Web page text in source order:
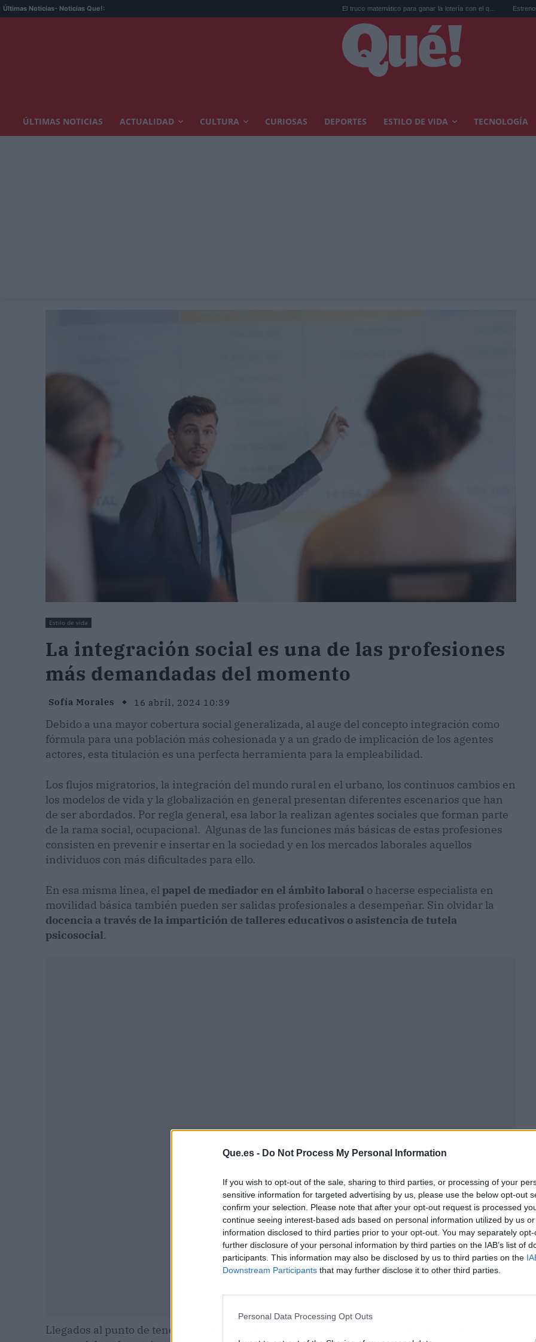
Que.es - Do Not Process My Personal Information
If you wish to opt-out of the sale, sharing to third parties, or processing of your
sensitive information for targeted advertising by us, please use the below opt-out
confirm your selection. Please note that after your opt-out request is processed
continue seeing interest-based ads based on personal information utilized by us
information disclosed to third parties prior to your opt-out. You may separately
further disclosure of your personal information by third parties on the IAB’s list of
participants. This information may also be disclosed by us to third parties on the
Downstream Participants that may further disclose it to other third parties.
Personal Data Processing Opt Outs
Últimas Noticias- Noticias Que!: El truco matemático para ganar la lotería con el q... Estrenos de agosto en
ÚLTIMAS NOTICIAS ACTUALIDAD CULTURA CURIOSAS DEPORTES ESTILO DE VIDA TECNOLOGÍA
Estilo de vida
La integración social es una de las profesiones
más demandadas del momento
Sofía Morales 16 abril, 2024 10:39
Debido a una mayor cobertura social generalizada, al auge del concepto integración como
fórmula para una población más cohesionada y a un grado de implicación de los agentes
actores, esta titulación es una perfecta herramienta para la empleabilidad.
Los flujos migratorios, la integración del mundo rural en el urbano, los continuos cambios en
los modelos de vida y la globalización en general presentan diferentes escenarios que han
de ser abordados. Por regla general, esa labor la realizan agentes sociales que forman parte
de la rama social, ocupacional. Algunas de las funciones más básicas de estas profesiones
consisten en prevenir e insertar en la sociedad y en los mercados laborales aquellos
individuos con más dificultades para ello.
En esa misma línea, elpapel de mediador en el ámbito laboral o hacerse especialista en
movilidad básica también pueden ser salidas profesionales a desempeñar. Sin olvidar la
docencia a través de la impartición de talleres educativos o asistencia de tutela
psicosocial.
Llegados al punto de tener que decidir qué modalidad de estudio se quiere emprender, qué